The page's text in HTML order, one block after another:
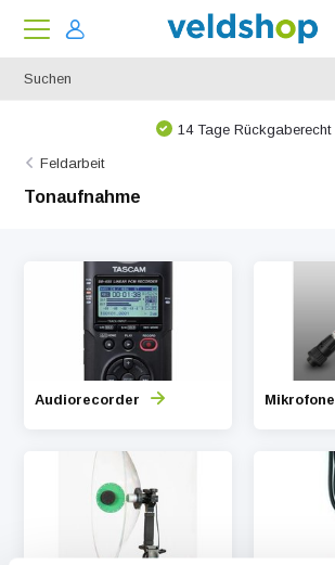
14 Tage Rückgaberecht
Feldarbeit
Tonaufnahme
Audiorecorder Mikrofone